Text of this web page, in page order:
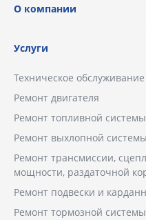
О компании
Услуги
Техническое
Ремонт двигателя
Ремонт топливной системы
Ремонт выхлопной
Ремонт трансмиссии,
мощности, раздаточной
Ремонт подвески и
Ремонт тормозной